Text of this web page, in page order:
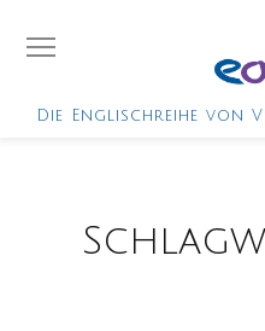
Die Englischreihe von